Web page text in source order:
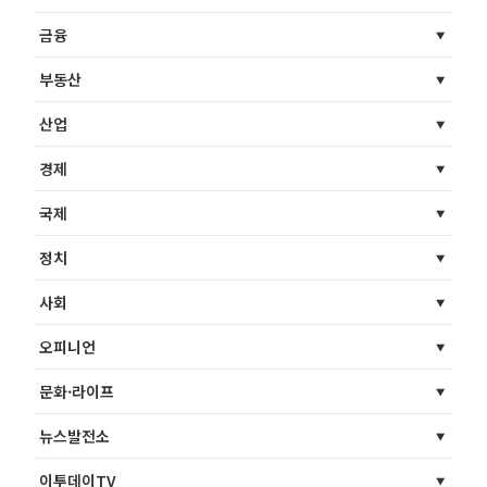
금융
부동산
산업
경제
국제
정치
사회
오피니언
문화·라이프
뉴스발전소
이투데이TV